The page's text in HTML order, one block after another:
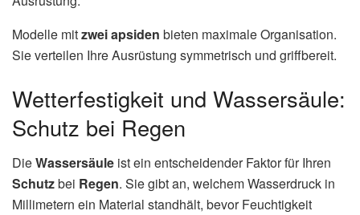
Modelle mitzwei apsiden bieten maximale Organisation.
Sie verteilen Ihre Ausrüstung symmetrisch und griffbereit.
Wetterfestigkeit und Wassersäule:
Schutz bei Regen
DieWassersäule ist ein entscheidender Faktor für Ihren
Schutzbei Regen. Sie gibt an, welchem Wasserdruck in
Millimetern ein Material standhält, bevor Feuchtigkeit